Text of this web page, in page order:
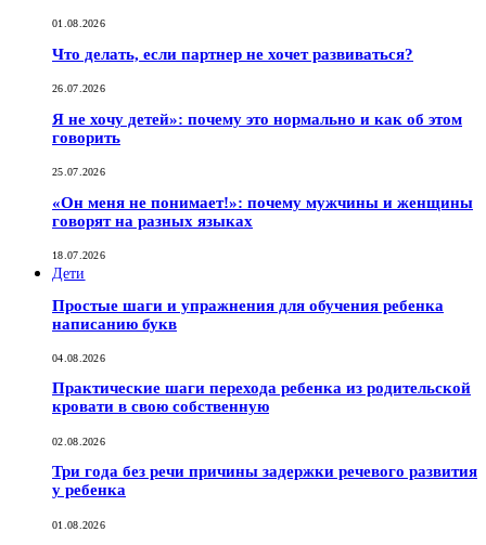
01.08.2026
Что делать, если партнер не хочет развиваться?
26.07.2026
Я не хочу детей»: почему это нормально и как об этом
говорить
25.07.2026
«Он меня не понимает!»: почему мужчины и женщины
говорят на разных языках
18.07.2026
Дети
Простые шаги и упражнения для обучения ребенка
написанию букв
04.08.2026
Практические шаги перехода ребенка из родительской
кровати в свою собственную
02.08.2026
Три года без речи причины задержки речевого развития
у ребенка
01.08.2026